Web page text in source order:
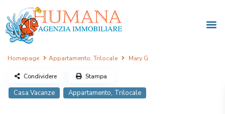
Homepage Appartamento,Trilocale Mary G
Casa Vacanze Appartamento, Trilocale
Condividere Stampa